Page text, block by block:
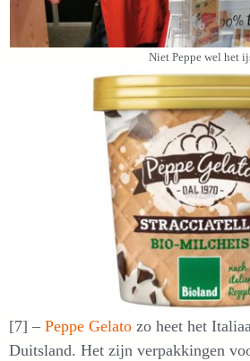
Niet Peppe wel het
[7] – Peppe Gelato zo heet het
Duitsland. Het zijn verpakkingen